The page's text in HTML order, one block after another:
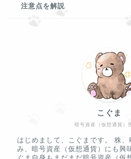
注意点を解説
暗号資産（仮想通貨）
こぐま
はじめまして、こぐまです。 株、
み、暗号資産（仮想通貨）にも興